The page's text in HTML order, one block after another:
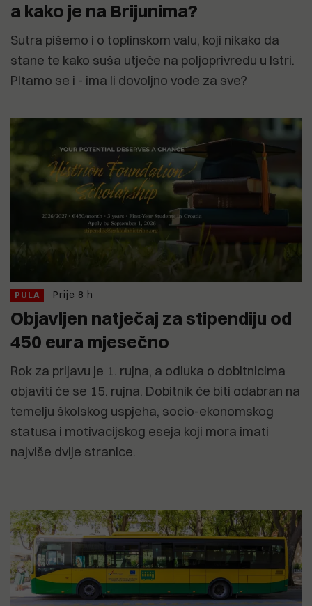
a kako je na Brijunima?
Sutra pišemo i o toplinskom valu, koji nikako da
stane te kako suša utječe na poljoprivredu u Istri.
PItamo se i - ima li dovoljno vode za sve?
PULA Prije 8 h
Objavljen natječaj za stipendiju od
450 eura mjesečno
Rok za prijavu je 1. rujna, a odluka o dobitnicima
objaviti će se 15. rujna. Dobitnik će biti odabran na
temelju školskog uspjeha, socio-ekonomskog
statusa i motivacijskog eseja koji mora imati
najviše dvije stranice.